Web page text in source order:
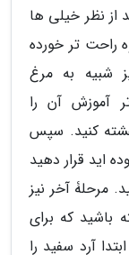
نظر خیلی ها
راحت تر خورده
شبیه به مرغ
آموزش آن را
کنید. سپس
اید قرار دهید
مرحلۀ آخر نیز
که برای
آرد سفید را